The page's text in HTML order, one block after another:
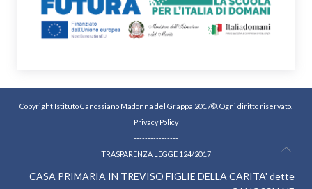
Copyright Istituto Canossiano Madonna del Grappa 2017©. Ogni diritto riservato.
Privacy Policy
----------------
TRASPARENZA LEGGE 124/2017
CASA PRIMARIA IN TREVISO FIGLIE DELLA CARITA' dette